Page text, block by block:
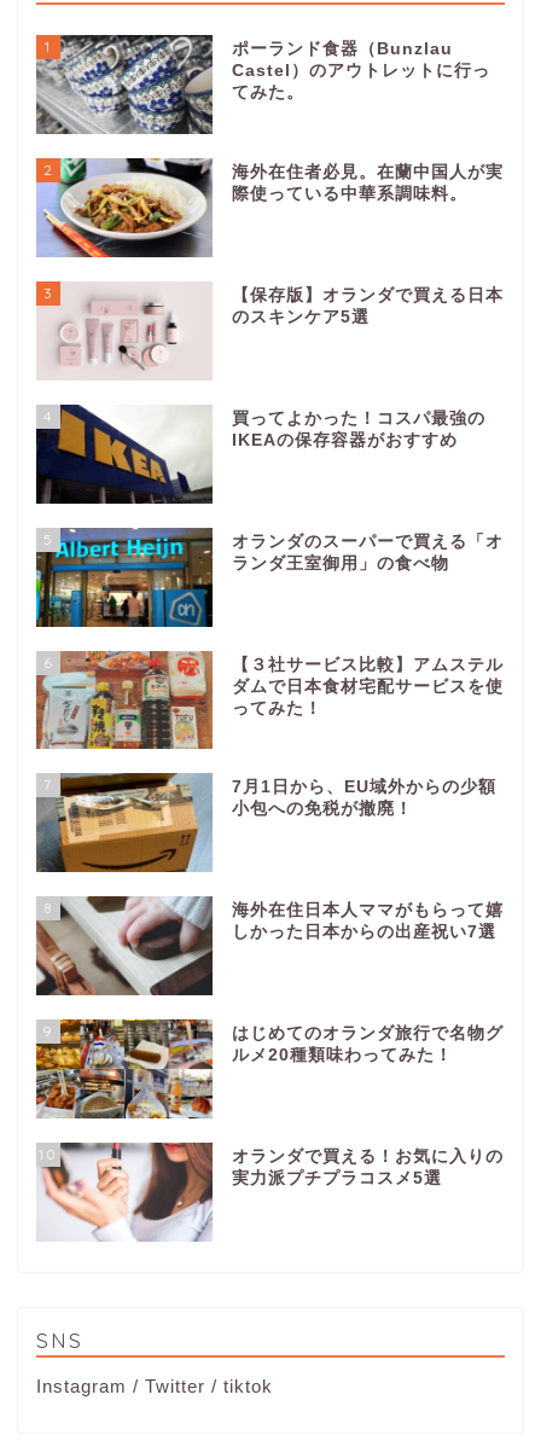
1
ポーランド食器（Bunzlau
Castel）のアウトレットに行っ
てみた。
2
海外在住者必見。在蘭中国人が実
際使っている中華系調味料。
3
【保存版】オランダで買える日本
のスキンケア5選
4
買ってよかった！コスパ最強の
IKEAの保存容器がおすすめ
5
オランダのスーパーで買える「オ
ランダ王室御用」の食べ物
6
【３社サービス比較】アムステル
ダムで日本食材宅配サービスを使
ってみた！
7
7月1日から、EU域外からの少額
小包への免税が撤廃！
8
海外在住日本人ママがもらって嬉
しかった日本からの出産祝い7選
9
はじめてのオランダ旅行で名物グ
ルメ20種類味わってみた！
10
オランダで買える！お気に入りの
実力派プチプラコスメ5選
SNS
Instagram / Twitter / tiktok